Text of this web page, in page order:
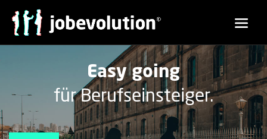
Easy going
für Berufseinsteiger.